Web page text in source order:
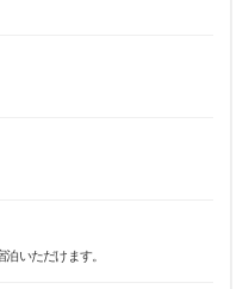
いただけます。